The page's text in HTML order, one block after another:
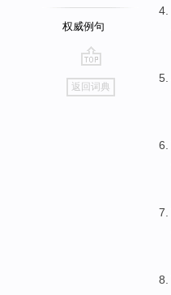
权威例句
go
top
返回词典